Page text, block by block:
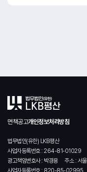
면책공고개인정보처리방침
법무법인(유한) LKB평산
사업자등록번호 : 264-81-01029
광고책임변호사 : 박경용
주소 : 서
사업자등록번호 : 820-85-02995